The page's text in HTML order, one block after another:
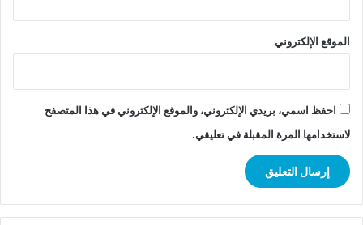
الموقع الإلكتروني
احفظ اسمي، بريدي الإلكتروني، والموقع الإلكتروني في هذا المتصفح
لاستخدامها المرة المقبلة في تعليقي.